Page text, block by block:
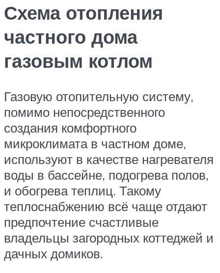
Схема отопления
частного дома
газовым котлом
Газовую отопительную систему,
помимо непосредственного
создания комфортного
микроклимата в частном доме,
используют в качестве нагревателя
воды в бассейне, подогрева полов,
и обогрева теплиц. Такому
теплоснабжению всё чаще отдают
предпочтение счастливые
владельцы загородных коттеджей и
дачных домиков.